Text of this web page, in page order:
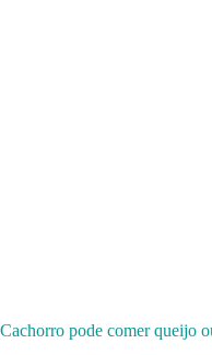
Cachorro pode comer queijo